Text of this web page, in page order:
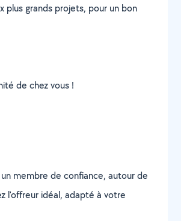
plus grands projets, pour un bon
de chez vous !
membre de confiance, autour de
l'offreur idéal, adapté à votre